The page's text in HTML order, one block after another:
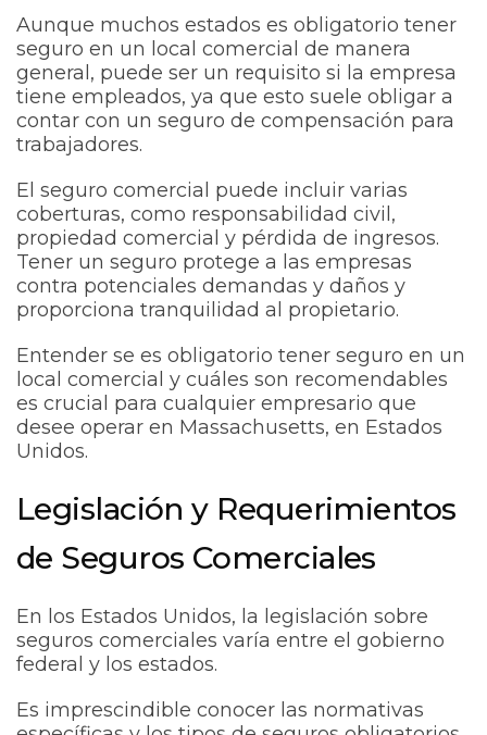
Aunque muchos estados es obligatorio tener
seguro en un local comercial de manera
general, puede ser un requisito si la empresa
tiene empleados, ya que esto suele obligar a
contar con un seguro de compensación para
trabajadores.
El seguro comercial puede incluir varias
coberturas, como responsabilidad civil,
propiedad comercial y pérdida de ingresos.
Tener un seguro protege a las empresas
contra potenciales demandas y daños y
proporciona tranquilidad al propietario.
Entender se es obligatorio tener seguro en un
local comercial y cuáles son recomendables
es crucial para cualquier empresario que
desee operar en Massachusetts, en Estados
Unidos.
Legislación y Requerimientos
de Seguros Comerciales
En los Estados Unidos, la legislación sobre
seguros comerciales varía entre el gobierno
federal y los estados.
Es imprescindible conocer las normativas